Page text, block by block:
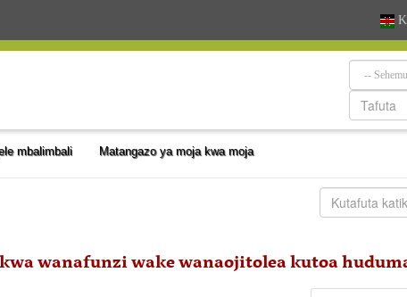
mbalimbali Matangazo ya moja kwa moja
wanafunzi wake wanaojitolea kutoa